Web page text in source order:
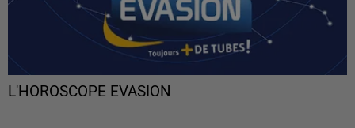
L'HOROSCOPE EVASION